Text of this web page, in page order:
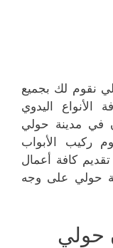
نقوم لك بجميع
الأنواع اليدوي
في مدينة حولي
ركيب الأبواب
تقديم كافة أعمال
حولي على وجه
حولي